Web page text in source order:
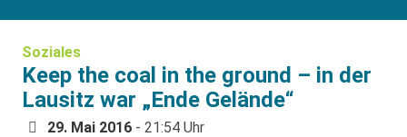
Soziales
Keep the coal in the ground – in der
Lausitz war „Ende Gelände“
29. Mai 2016 - 21:54 Uhr